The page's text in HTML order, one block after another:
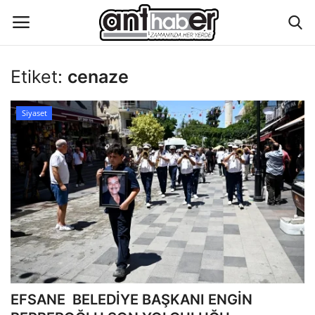
Eğitim
Aktüel Magazin
Hakkımızda
İletişim
Asayiş
Çevre
Etiket: cenaze
Siyaset
EFSANE BELEDİYE BAŞKANI ENGİN